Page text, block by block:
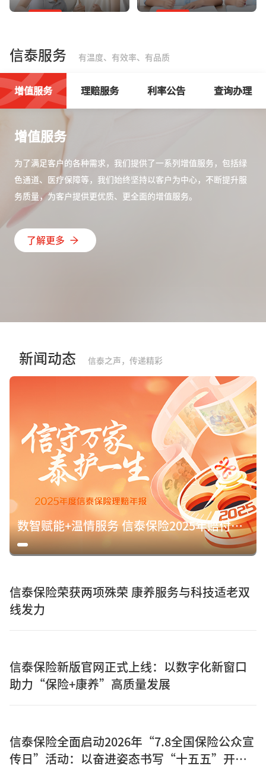
信泰服务 有温度、有效率、有品质
增值服务
为了满足客户的各种需求，我们提供了一系列增值服务，包括绿
色通道、医疗保障等，我们始终坚持以客户为中心，不断提升服
务质量，为客户提供更优质、更全面的增值服务。
了解更多
增值服务 理赔服务 利率公告 查询办理
新闻动态 信泰之声，传递精彩
数智赋能+温情服务 信泰保险2025年赔付15.8亿元诠释保险初心
信泰保险荣获两项殊荣 康养服务与科技适老双
线发力
信泰保险新版官网正式上线：以数字化新窗口
助力“保险+康养”高质量发展
信泰保险全面启动2026年“7.8全国保险公众宣
传日”活动：以奋进姿态书写“十五五”开局